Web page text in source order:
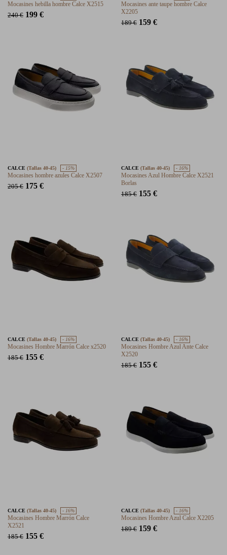
Mocasines hebilla hombre Calce X2515
240 € 199 €
Mocasines ante taupe hombre Calce
X2205
189 € 159 €
CALCE (Tallas 40-45) - 15%
Mocasines hombre azules Calce X2507
205 € 175 €
CALCE (Tallas 40-45) - 16%
Mocasines Azul Hombre Calce X2521
Borlas
185 € 155 €
CALCE (Tallas 40-45) - 16%
Mocasines Hombre Marrón Calce x2520
185 € 155 €
CALCE (Tallas 40-45) - 16%
Mocasines Hombre Azul Ante Calce
X2520
185 € 155 €
CALCE (Tallas 40-45) - 16%
Mocasines Hombre Marrón Calce
X2521
185 € 155 €
CALCE (Tallas 40-45) - 16%
Mocasines Hombre Azul Calce X2205
189 € 159 €